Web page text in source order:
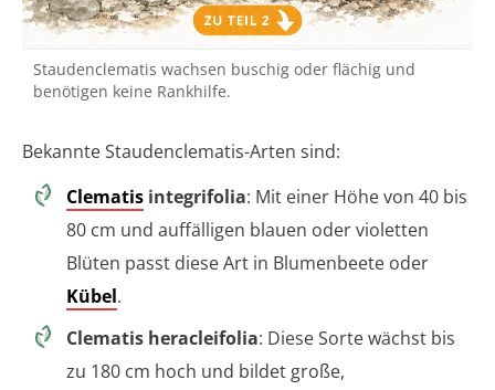
Staudenclematis wachsen buschig oder flächig und
benötigen keine Rankhilfe.
Bekannte Staudenclematis-Arten sind:
Clematis integrifolia: Mit einer Höhe von 40 bis
80 cm und auffälligen blauen oder violetten
Blüten passt diese Art in Blumenbeete oder
Kübel.
Clematis heracleifolia: Diese Sorte wächst bis
zu 180 cm hoch und bildet große,